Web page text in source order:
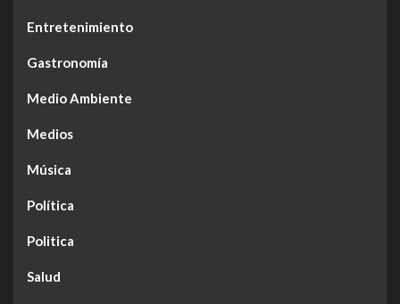
Entretenimiento
Gastronomía
Medio Ambiente
Medios
Música
Política
Politica
Salud